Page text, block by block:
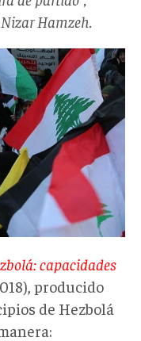
Hamzeh.
capacidades
producido
de Hezbolá